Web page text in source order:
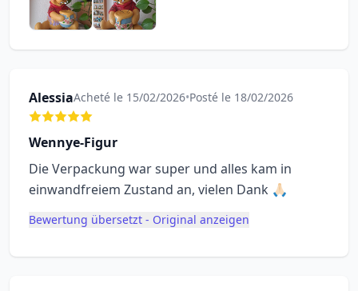
AlessiaAcheté le 15/02/2026•Posté le 18/02/2026
Wennye-Figur
Die Verpackung war super und alles kam in
einwandfreiem Zustand an, vielen Dank 🙏🏻
Bewertung übersetzt - Original anzeigen